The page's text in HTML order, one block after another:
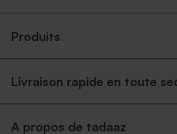
Produits
Livraison rapide en toute
A propos de tadaaz